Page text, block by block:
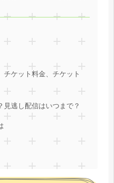
チケット料金、チケット
見逃し配信はいつまで？